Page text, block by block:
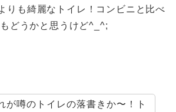
りも綺麗なトイレ！コンビニと比べ
どうかと思うけど^_^;
が噂のトイレの落書きか〜！ト